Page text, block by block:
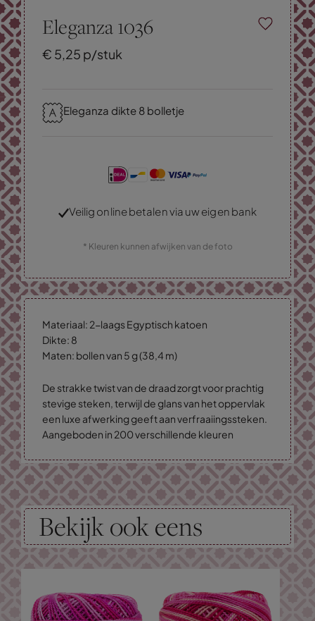
Eleganza 1036
€ 5,25 p/stuk
Eleganza dikte 8 bolletje
Veilig online betalen via uw eigen bank
* Kleuren kunnen afwijken van de foto
Materiaal: 2-laags Egyptisch katoen
Dikte: 8
Maten: bollen van 5 g (38,4 m)
De strakke twist van de draad zorgt voor prachtig
stevige steken, terwijl de glans van het oppervlak
een luxe afwerking geeft aan verfraaiingssteken.
Aangeboden in 200 verschillende kleuren
Bekijk ook eens